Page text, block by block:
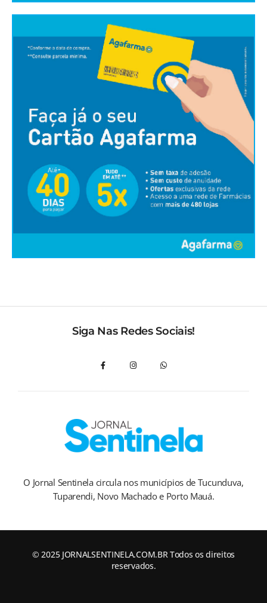
Siga Nas Redes Sociais!
O Jornal Sentinela circula nos municípios de Tucunduva,
Tuparendi, Novo Machado e Porto Mauá.
© 2025 JORNALSENTINELA.COM.BR Todos os direitos
reservados.